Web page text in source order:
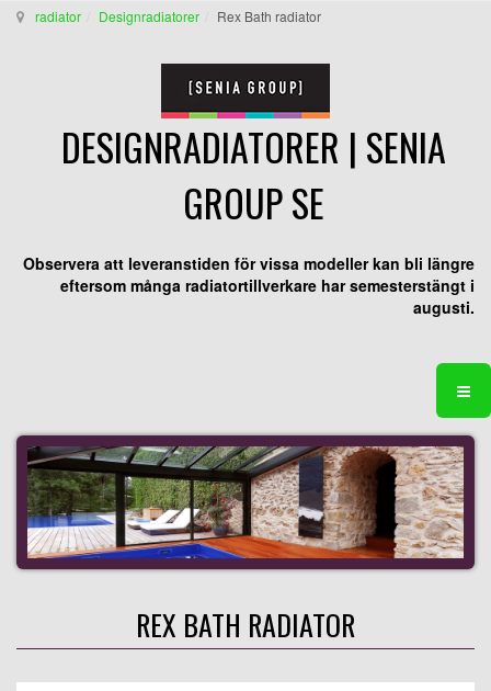
radiator Designradiatorer Rex Bath radiator
DESIGNRADIATORER | SENIA
GROUP SE
Observera att leveranstiden för vissa modeller kan bli längre
eftersom många radiatortillverkare har semesterstängt i
augusti.
REX BATH RADIATOR